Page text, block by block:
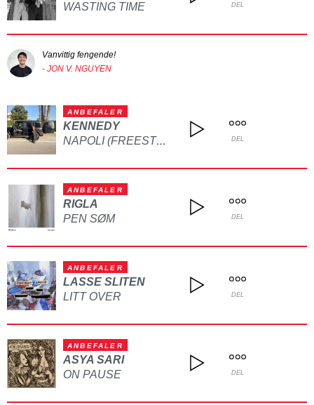
WASTING TIME
DEL
Vanvittig fengende!
- JON V. NGUYEN
ANBEFALER
KENNEDY
NAPOLI (FREESTYLE) DEL
ANBEFALER
RIGLA
PEN SØM
DEL
ANBEFALER
LASSE SLITEN
LITT OVER
DEL
ANBEFALER
ASYA SARI
ON PAUSE
DEL